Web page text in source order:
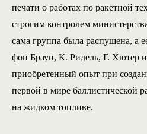
печати о работах по ракетной
строгим контролем
сама группа была распущена, а
фон Браун, К. Ридель, Г. Хютер и
приобретенный опыт при
первой в мире баллистической
на жидком топливе.